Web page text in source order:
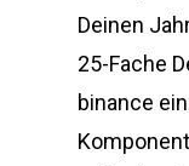
Deinen
25-Fache
binance